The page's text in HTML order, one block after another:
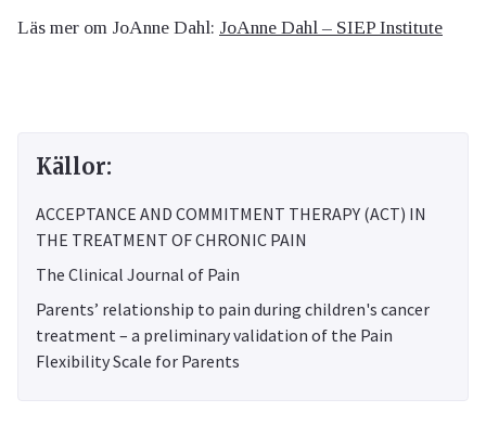
Läs mer om JoAnne Dahl: JoAnne Dahl – SIEP Institute
Källor:
ACCEPTANCE AND COMMITMENT THERAPY (ACT) IN
THE TREATMENT OF CHRONIC PAIN
The Clinical Journal of Pain
Parents’ relationship to pain during children's cancer
treatment – a preliminary validation of the Pain
Flexibility Scale for Parents